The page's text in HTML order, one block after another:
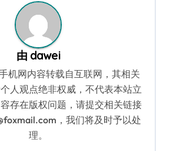
由 dawei
机网内容转载自互联网，其相关
人观点绝非权威，不代表本站立
存在版权问题，请提交相关链接
，我们将及时予以处
理。